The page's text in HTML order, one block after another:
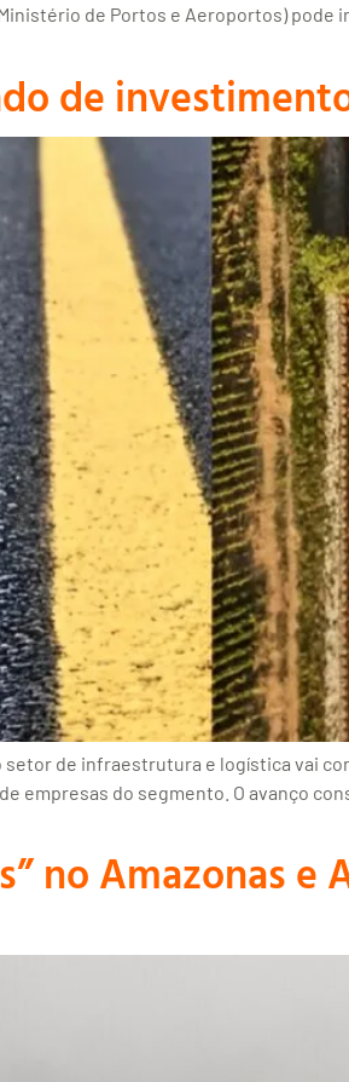
de Portos e Aeroportos)
de
setor de infraestrutura e logística vai
empresas do segmento. O avanço
no Amazonas e